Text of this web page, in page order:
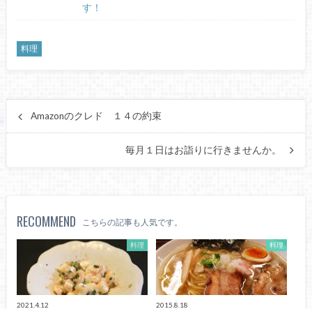
す！
料理
Amazonのクレド １４の約束
毎月１日はお詣りに行きませんか。
RECOMMEND こちらの記事も人気です。
料理
2021.4.12
料理
2015.8.18